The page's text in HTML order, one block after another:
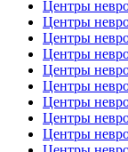
Центры
Центры
Центры
Центры
Центры
Центры
Центры
Центры
Центры